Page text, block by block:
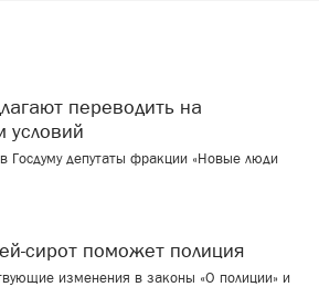
условий
Госдуму депутаты фракции «Новые люди
сирот поможет полиция
изменения в законы «О полиции» и